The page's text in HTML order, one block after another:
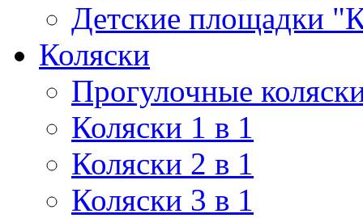
Детские площадки
Коляски
Прогулочные
Коляски 1 в 1
Коляски 2 в 1
Коляски 3 в 1